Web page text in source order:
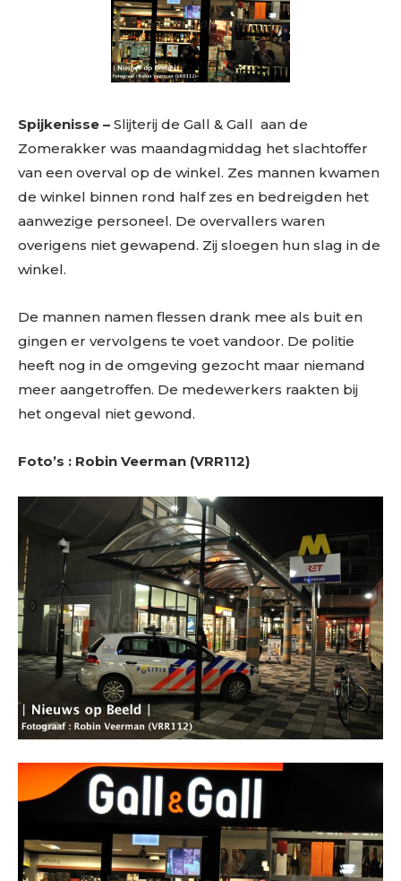
Spijkenisse – Slijterij de Gall & Gall aan de
Zomerakker was maandagmiddag het slachtoffer
van een overval op de winkel. Zes mannen kwamen
de winkel binnen rond half zes en bedreigden het
aanwezige personeel. De overvallers waren
overigens niet gewapend. Zij sloegen hun slag in de
winkel.
De mannen namen flessen drank mee als buit en
gingen er vervolgens te voet vandoor. De politie
heeft nog in de omgeving gezocht maar niemand
meer aangetroffen. De medewerkers raakten bij
het ongeval niet gewond.
Foto’s : Robin Veerman (VRR112)